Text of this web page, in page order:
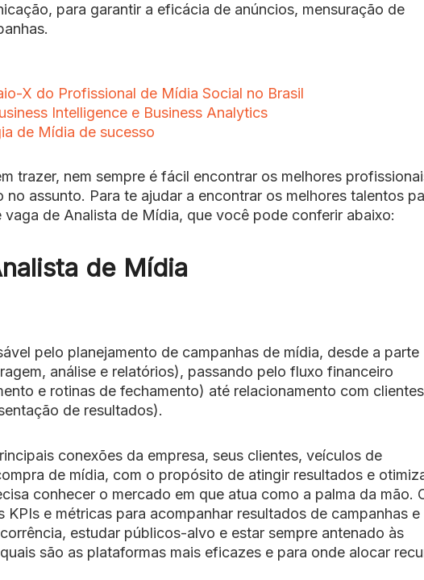
para garantir a eficácia de anúncios, mensuração de
X do Profissional de Mídia Social no Brasil
Intelligence e Business Analytics
de Mídia de sucesso
trazer, nem sempre é fácil encontrar os melhores
assunto. Para te ajudar a encontrar os melhores talentos
de Analista de Mídia, que você pode conferir abaixo:
de Mídia
pelo planejamento de campanhas de mídia, desde a parte
análise e relatórios), passando pelo fluxo financeiro
e rotinas de fechamento) até relacionamento com clientes
de resultados).
conexões da empresa, seus clientes, veículos de
de mídia, com o propósito de atingir resultados e
conhecer o mercado em que atua como a palma da mão.
e métricas para acompanhar resultados de campanhas e
estudar públicos-alvo e estar sempre antenado às
são as plataformas mais eficazes e para onde alocar